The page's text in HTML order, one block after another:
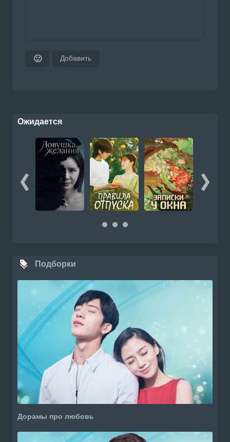
🙂 Добавить
Ожидается
Подборки
Дорамы про любовь